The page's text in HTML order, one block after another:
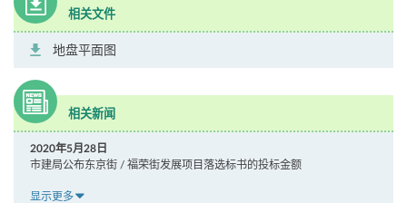
相关文件
地盘平面图
相关新闻
2020年5月28日
市建局公布东京街 / 福荣街发展项目落选标书的投标金额
显示更多